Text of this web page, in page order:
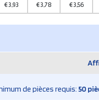
€3,93 €3,78 €3,56
de pièces requis: 50